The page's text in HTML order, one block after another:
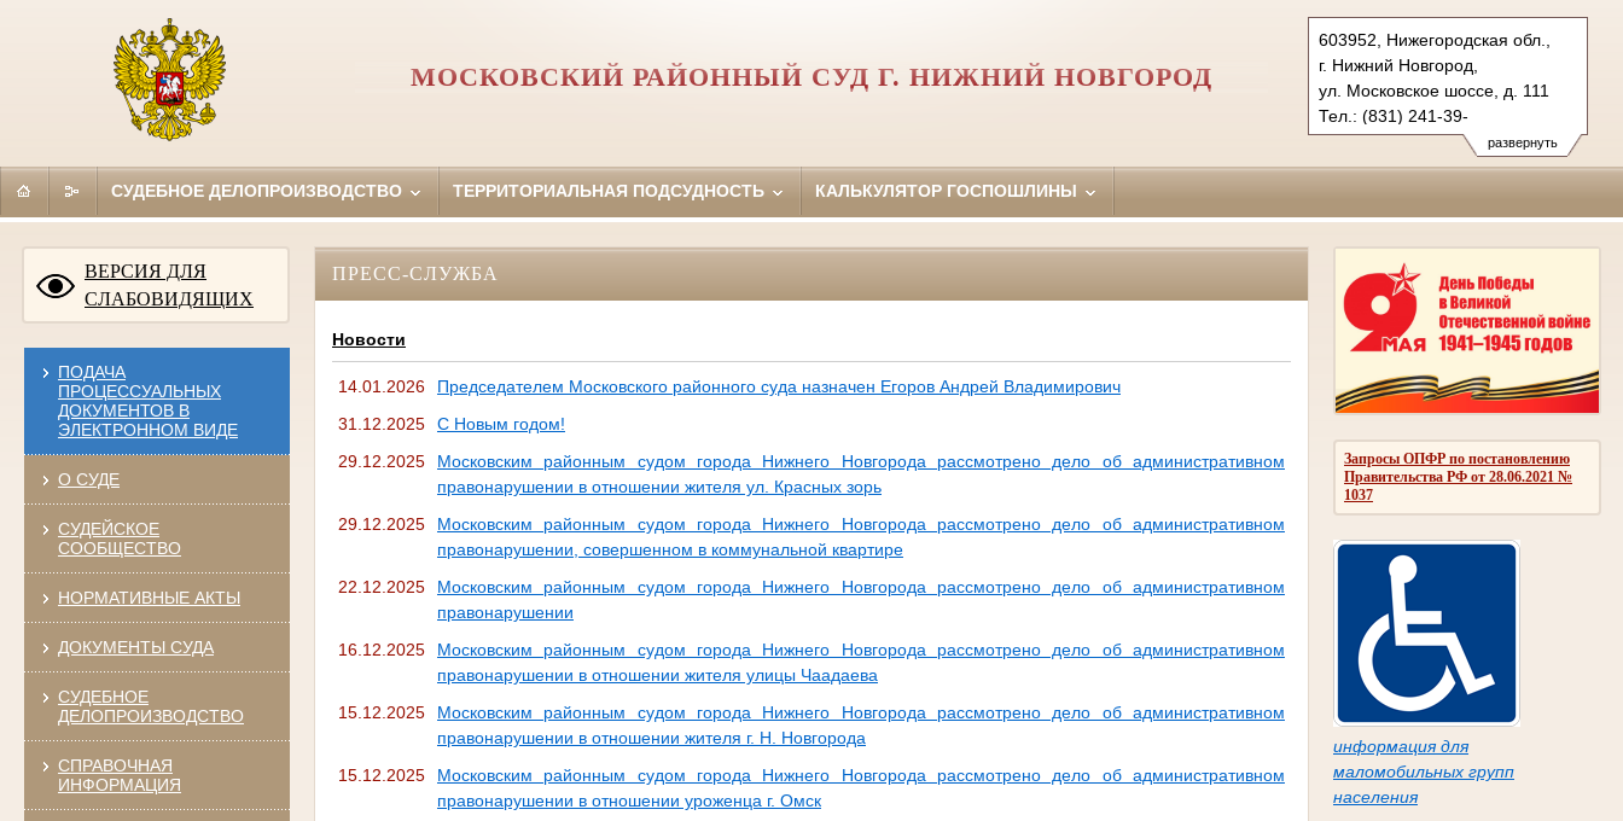
развернуть
603952, Нижегородская обл.,
г. Нижний Новгород,
ул. Московское шоссе, д. 111
Тел.: (831) 241-39-
71 (приемная суда)
241-99-28
МОСКОВСКИЙ РАЙОННЫЙ СУД Г. НИЖНИЙ НОВГОРОД
СУДЕБНОЕ ДЕЛОПРОИЗВОДСТВО ТЕРРИТОРИАЛЬНАЯ ПОДСУДНОСТЬ КАЛЬКУЛЯТОР ГОСПОШЛИНЫ
ВЕРСИЯ ДЛЯ
СЛАБОВИДЯЩИХ
ПОДАЧА
ПРОЦЕССУАЛЬНЫХ
ДОКУМЕНТОВ В
ЭЛЕКТРОННОМ ВИДЕ
О СУДЕ
СУДЕЙСКОЕ
СООБЩЕСТВО
НОРМАТИВНЫЕ АКТЫ
ДОКУМЕНТЫ СУДА
СУДЕБНОЕ
ДЕЛОПРОИЗВОДСТВО
СПРАВОЧНАЯ
ИНФОРМАЦИЯ
Запросы ОПФР по постановлению
Правительства РФ от 28.06.2021 №
1037
информация для
маломобильных групп
населения
ПРЕСС-СЛУЖБА
Новости
14.01.2026
Председателем Московского районного суда назначен Егоров Андрей Владимирович
31.12.2025
С Новым годом!
29.12.2025
Московским районным судом города Нижнего Новгорода рассмотрено дело об административном
правонарушении в отношении жителя ул. Красных зорь
29.12.2025
Московским районным судом города Нижнего Новгорода рассмотрено дело об административном
правонарушении, совершенном в коммунальной квартире
22.12.2025
Московским районным судом города Нижнего Новгорода рассмотрено дело об административном
правонарушении
16.12.2025
Московским районным судом города Нижнего Новгорода рассмотрено дело об административном
правонарушении в отношении жителя улицы Чаадаева
15.12.2025
Московским районным судом города Нижнего Новгорода рассмотрено дело об административном
правонарушении в отношении жителя г. Н. Новгорода
15.12.2025
Московским районным судом города Нижнего Новгорода рассмотрено дело об административном
правонарушении в отношении уроженца г. Омск